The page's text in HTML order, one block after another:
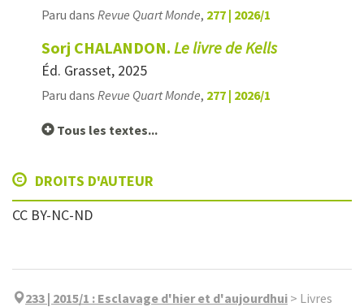
Paru dans Revue Quart Monde, 277 | 2026/1
Sorj CHALANDON. Le livre de Kells
Éd. Grasset, 2025
Paru dans Revue Quart Monde, 277 | 2026/1
Tous les textes...
DROITS D'AUTEUR
CC BY-NC-ND
233 | 2015/1 : Esclavage d'hier et d'aujourdhui > Livres